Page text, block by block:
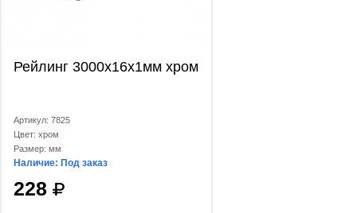
Рейлинг 3000х16х1мм хром
Артикул: 7825
Цвет: хром
Размер: мм
Наличие: Под заказ
228